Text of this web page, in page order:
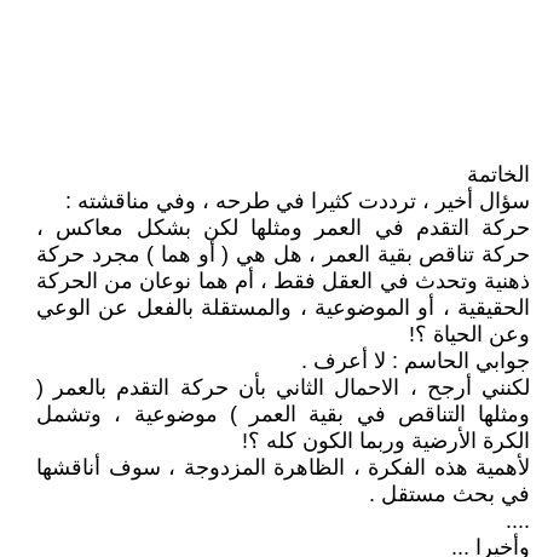
الخاتمة
سؤال أخير ، ترددت كثيرا في طرحه ، وفي مناقشته :
حركة التقدم في العمر ومثلها لكن بشكل معاكس ،
حركة تناقص بقية العمر ، هل هي ( أو هما ) مجرد حركة
ذهنية وتحدث في العقل فقط ، أم هما نوعان من الحركة
الحقيقية ، أو الموضوعية ، والمستقلة بالفعل عن الوعي
وعن الحياة ؟!
جوابي الحاسم : لا أعرف .
لكنني أرجح ، الاحمال الثاني بأن حركة التقدم بالعمر (
ومثلها التناقص في بقية العمر ) موضوعية ، وتشمل
الكرة الأرضية وربما الكون كله ؟!
لأهمية هذه الفكرة ، الظاهرة المزدوجة ، سوف أناقشها
في بحث مستقل .
....
وأخيرا ...